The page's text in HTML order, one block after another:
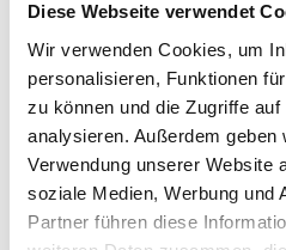
Diese Webseite verwendet
Wir verwenden Cookies, um
personalisieren, Funktionen
zu können und die Zugriffe
analysieren. Außerdem
Verwendung unserer Website
soziale Medien, Werbung und
Partner führen diese
vermeiden Sie eine
Sonnenlicht und halten
jeder Tageszeit konstant.
maßgefertigten Schutz mit
Modellreihe Climara des
Herstellers WAREMA.